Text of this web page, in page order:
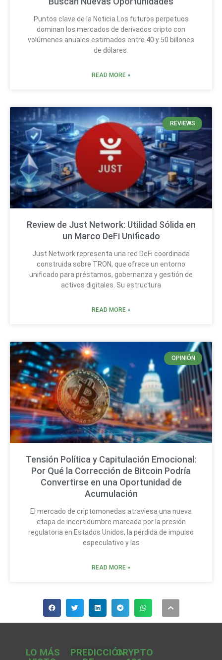
Puntos clave de la Noticia Los futuros perpetuos
dominan los mercados de derivados cripto con
volúmenes anuales estimados entre 40 y 50 billones
de dólares.
READ MORE »
REVIEWS
Review de Just Network: Utilidad Sólida en
un Marco DeFi Unificado
Just Network representa una red DeFi coordinada
construida sobre TRON, que ofrece un entorno
unificado para préstamos, gobernanza y gestión de
activos digitales. Su estructura
READ MORE »
OPINIÓN
Tensión Política y Capitulación Emocional:
Por Qué la Corrección de Bitcoin Podría
Convertirse en una Oportunidad de
Acumulación
El mercado de criptomonedas atraviesa una nueva
etapa de incertidumbre marcada por la presión
regulatoria en Estados Unidos, la pérdida de impulso
especulativo y las
READ MORE »
LO MÁS
PREDICCIÓNCRYPTO